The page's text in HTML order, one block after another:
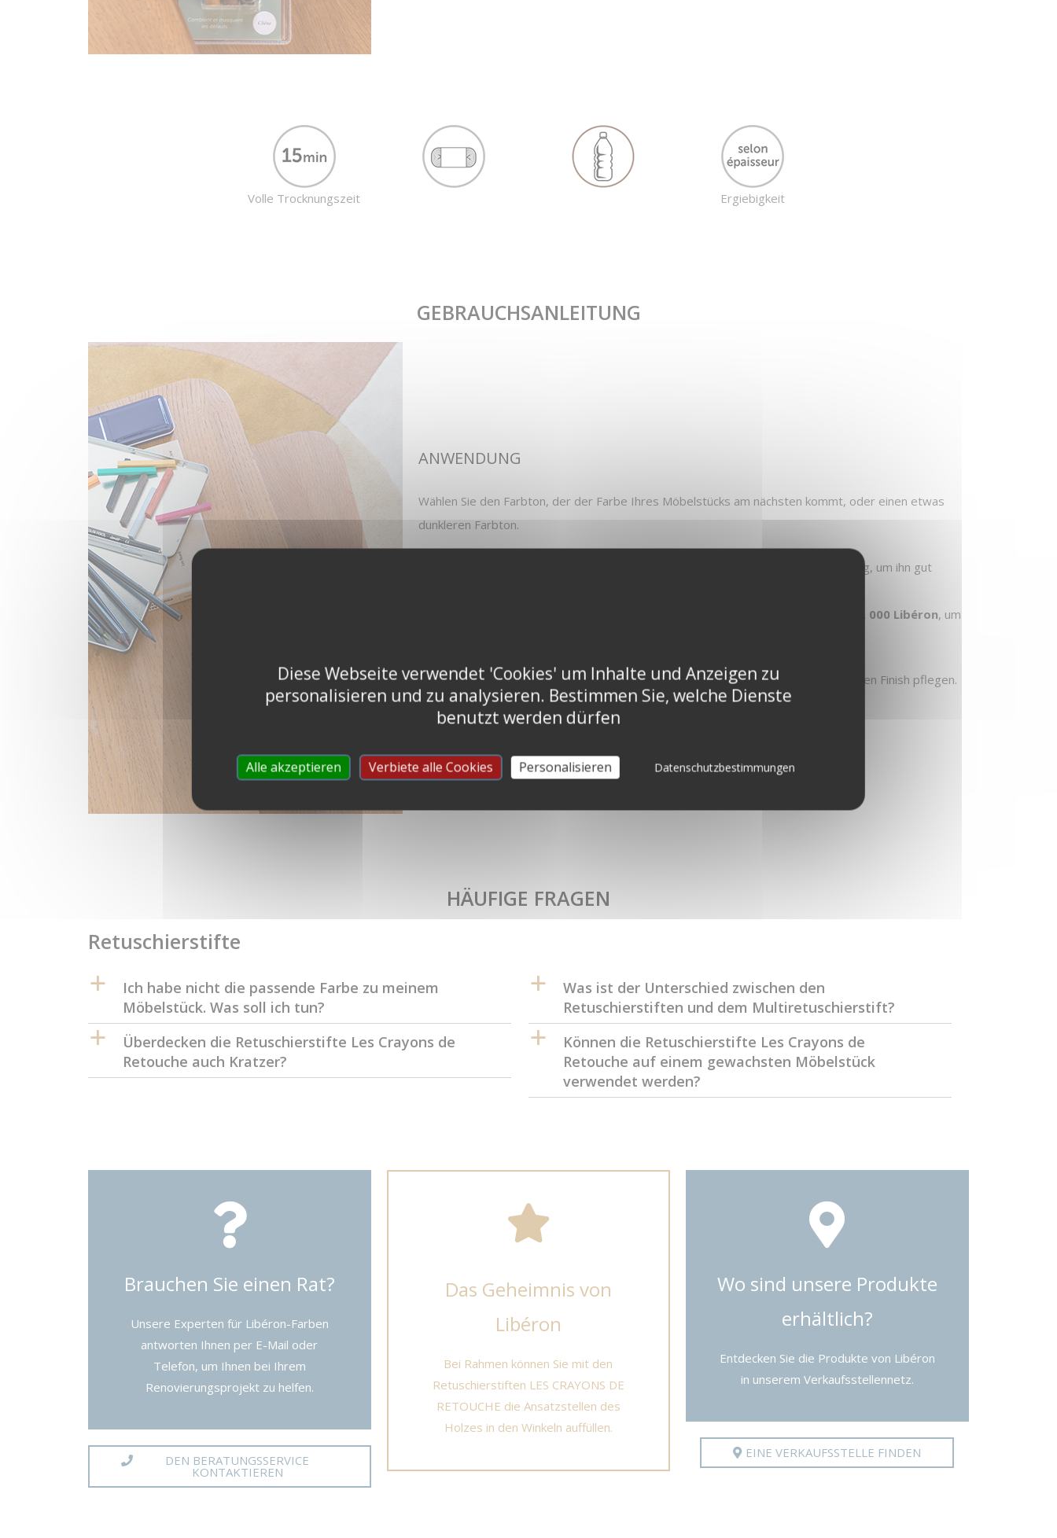
Volle Trocknungszeit Ergiebigkeit
GEBRAUCHSANLEITUNG
ANWENDUNG
Wählen Sie den Farbton, der der Farbe Ihres Möbelstücks am nächsten kommt, oder einen etwas
dunkleren Farbton.
Reiben Sie mit dem Stift im rechten Winkel zum Kratzer. Reiben Sie ausgiebig, um ihn gut
Stahlwolle Nr. 000 Libéron, um
Danach können Sie Ihr gewachstes oder lackiertes Möbelstück mit einem geeigneten Finish pflegen.
HÄUFIGE FRAGEN
Retuschierstifte
a
Ich habe nicht die passende Farbe zu meinem
Möbelstück. Was soll ich tun?
a
Was ist der Unterschied zwischen den
Retuschierstiften und dem Multiretuschierstift?
a
Überdecken die Retuschierstifte Les Crayons de
Retouche auch Kratzer?
a
Können die Retuschierstifte Les Crayons de
Retouche auf einem gewachsten Möbelstück
verwendet werden?
Brauchen Sie einen Rat?
Unsere Experten für Libéron-Farben
antworten Ihnen per E-Mail oder
Telefon, um Ihnen bei Ihrem
Renovierungsprojekt zu helfen.
DEN BERATUNGSSERVICE
KONTAKTIEREN
Das Geheimnis von
Libéron
Bei Rahmen können Sie mit den
Retuschierstiften LES CRAYONS DE
RETOUCHE die Ansatzstellen des
Holzes in den Winkeln auffüllen.
Wo sind unsere Produkte
erhältlich?
Entdecken Sie die Produkte von Libéron
in unserem Verkaufsstellennetz.
EINE VERKAUFSSTELLE FINDEN
Diese Webseite verwendet 'Cookies' um Inhalte und Anzeigen zu
personalisieren und zu analysieren. Bestimmen Sie, welche Dienste
benutzt werden dürfen
Alle akzeptieren Verbiete alle Cookies Personalisieren Datenschutzbestimmungen